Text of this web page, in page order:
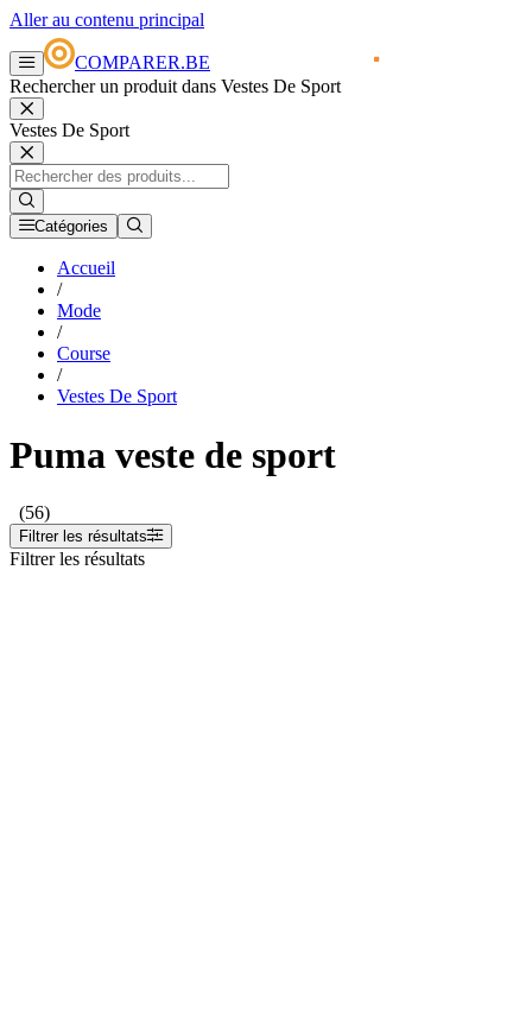
Aller au contenu principal
COMPARER.BE
Rechercher un produit dans Vestes De Sport
Vestes De Sport
Catégories
Accueil
/
Mode
/
Course
/
Vestes De Sport
Puma veste de sport
(56)
Filtrer les résultats
Filtrer les résultats